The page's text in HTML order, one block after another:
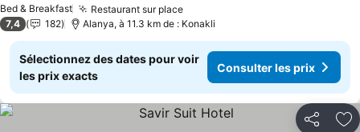
Bed & Breakfast Restaurant sur placeConsulter les prix
7,4 182 Alanya, à 11.3 km de : Konakli
Sélectionnez des dates pour voir
les prix exacts
Consulter les prix
Partager